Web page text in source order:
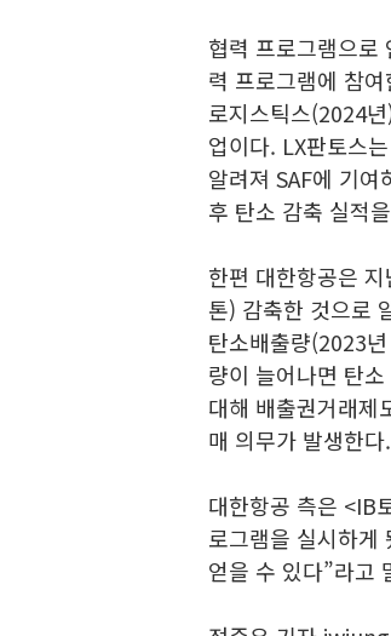
협력 프로그램으로
력 프로그램에 참
로지스틱스(2024
업이다. LX판토스
알려져 SAF에 기
후 탄소 감축 실적
한편 대한항공은
톤) 감축한 것으로
탄소배출량(2023
량이 늘어나면 탄
대해 배출권거래제
매 의무가 발생한다.
대한항공 측은 <IB
로그램을 실시하게
얻을 수 있다”라고